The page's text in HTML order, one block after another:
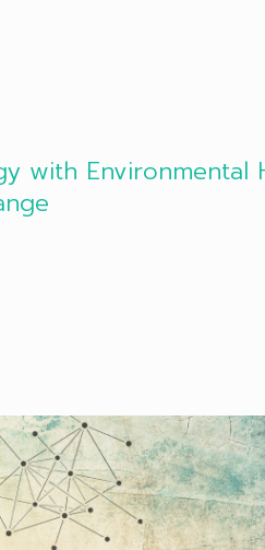
with Environmental